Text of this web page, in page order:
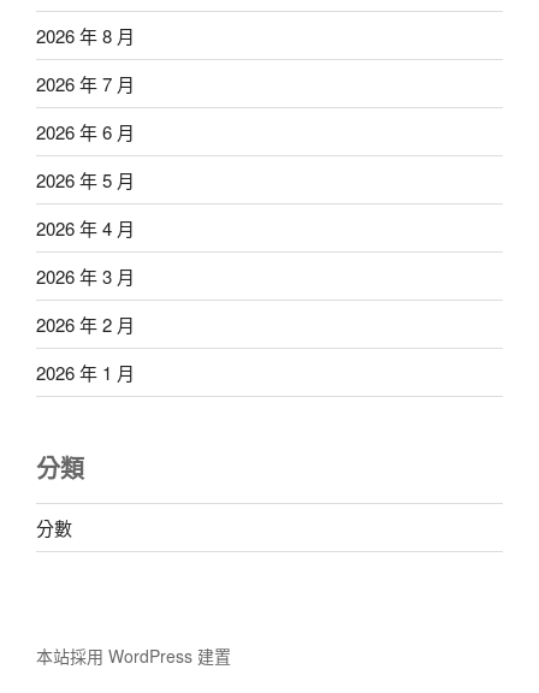
2026 年 8 月
2026 年 7 月
2026 年 6 月
2026 年 5 月
2026 年 4 月
2026 年 3 月
2026 年 2 月
2026 年 1 月
分類
分數
本站採用 WordPress 建置